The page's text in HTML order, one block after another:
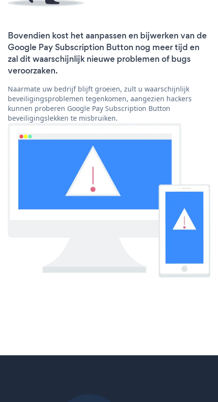
Bovendien kost het aanpassen en bijwerken van de
Google Pay Subscription Button nog meer tijd en
zal dit waarschijnlijk nieuwe problemen of bugs
veroorzaken.
Naarmate uw bedrijf blijft groeien, zult u waarschijnlijk
beveiligingsproblemen tegenkomen, aangezien hackers
kunnen proberen Google Pay Subscription Button
beveiligingslekken te misbruiken.